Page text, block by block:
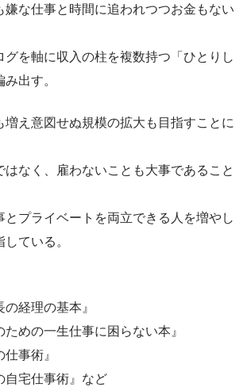
嫌な仕事と時間に追われつつお金もない
グを軸に収入の柱を複数持つ「ひとりし
出す。
増え意図せぬ規模の拡大も目指すことに
はなく、雇わないことも大事であること
とプライベートを両立できる人を増やし
ている。
の経理の基本』
ための一生仕事に困らない本』
事術』
自宅仕事術』など